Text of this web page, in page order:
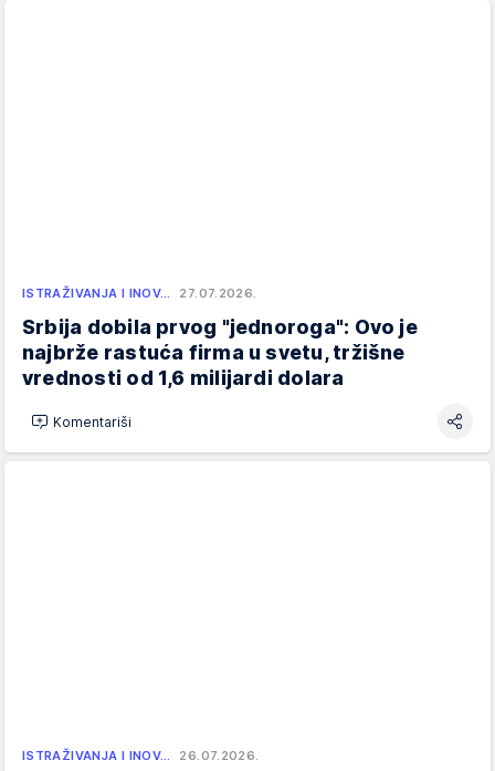
ISTRAŽIVANJA I INOV… 27.07.2026.
Srbija dobila prvog "jednoroga": Ovo je
najbrže rastuća firma u svetu, tržišne
vrednosti od 1,6 milijardi dolara
Komentariši
ISTRAŽIVANJA I INOV… 26.07.2026.